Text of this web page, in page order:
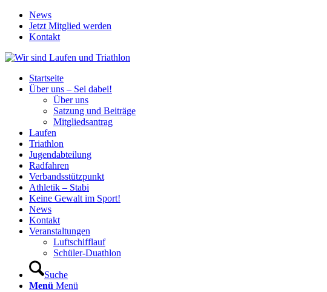
News
Jetzt Mitglied werden
Kontakt
Startseite
Über uns – Sei dabei!
Über uns
Satzung und Beiträge
Mitgliedsantrag
Laufen
Triathlon
Jugendabteilung
Radfahren
Verbandsstützpunkt
Athletik – Stabi
Keine Gewalt im Sport!
News
Kontakt
Veranstaltungen
Luftschifflauf
Schüler-Duathlon
Suche
Menü Menü